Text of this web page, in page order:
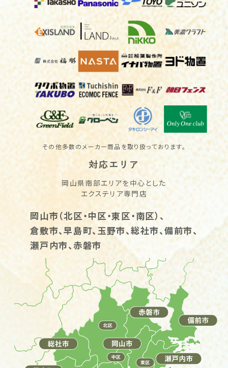
その他多数のメーカー商品を取り扱っております。
対応エリア
岡山県南部エリアを中心とした
エクステリア専門店
岡山市（北区・中区・東区・南区）、
倉敷市、早島町、玉野市、総社市、備前市、
瀬戸内市、赤磐市